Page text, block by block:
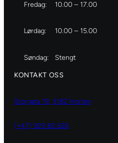
Fredag: 10.00 – 17.00
Lørdag: 10.00 – 15.00
Søndag: Stengt
KONTAKT OSS
Storgata 19, 3182 Horten
(+47) 929 82 626